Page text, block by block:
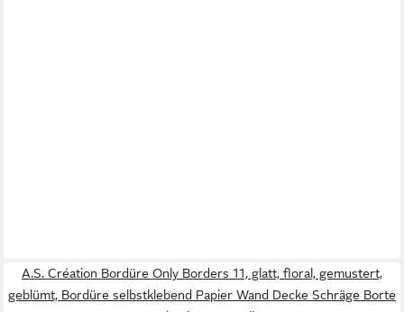
A.S. Création Bordüre Only Borders 11, glatt, floral, gemustert,
geblümt, Bordüre selbstklebend Papier Wand Decke Schräge Borte